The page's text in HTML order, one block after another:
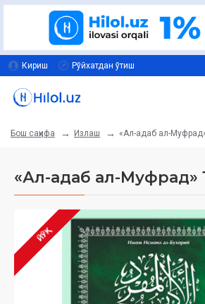
Кириш Рўйхатдан ўтиш
Бош саҳифа Излаш «Ал-адаб ал-
«Ал-адаб ал-Муфрад»
ЙЎҚ